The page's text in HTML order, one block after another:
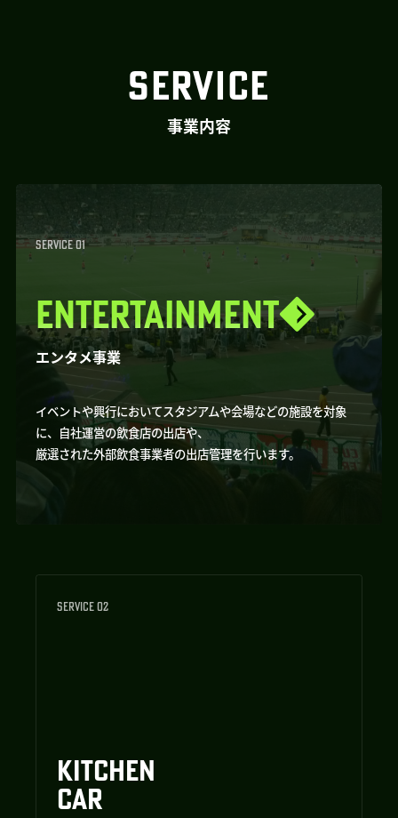
SERVICE
事業内容
SERVICE 01
ENTERTAINMENT
エンタメ事業
イベントや興行においてスタジアムや会場などの施設を対象
に、自社運営の飲食店の出店や、
厳選された外部飲食事業者の出店管理を行います。
SERVICE 02
KITCHEN
CAR